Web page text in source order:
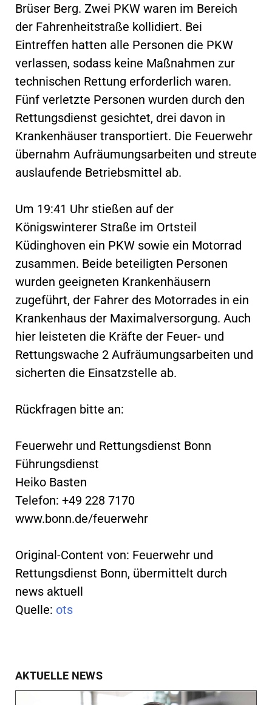
Brüser Berg. Zwei PKW waren im Bereich
der Fahrenheitstraße kollidiert. Bei
Eintreffen hatten alle Personen die PKW
verlassen, sodass keine Maßnahmen zur
technischen Rettung erforderlich waren.
Fünf verletzte Personen wurden durch den
Rettungsdienst gesichtet, drei davon in
Krankenhäuser transportiert. Die Feuerwehr
übernahm Aufräumungsarbeiten und streute
auslaufende Betriebsmittel ab.
Um 19:41 Uhr stießen auf der
Königswinterer Straße im Ortsteil
Küdinghoven ein PKW sowie ein Motorrad
zusammen. Beide beteiligten Personen
wurden geeigneten Krankenhäusern
zugeführt, der Fahrer des Motorrades in ein
Krankenhaus der Maximalversorgung. Auch
hier leisteten die Kräfte der Feuer- und
Rettungswache 2 Aufräumungsarbeiten und
sicherten die Einsatzstelle ab.
Rückfragen bitte an:
Feuerwehr und Rettungsdienst Bonn
Führungsdienst
Heiko Basten
Telefon: +49 228 7170
www.bonn.de/feuerwehr
Original-Content von: Feuerwehr und
Rettungsdienst Bonn, übermittelt durch
news aktuell
Quelle: ots
AKTUELLE NEWS